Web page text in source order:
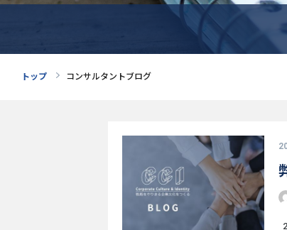
トップ コンサルタントブログ